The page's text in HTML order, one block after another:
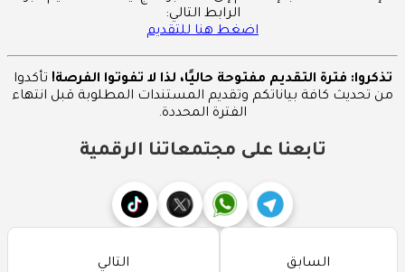
الرابط التالي:
اضغط هنا للتقديم
تذكروا: فترة التقديم مفتوحة حاليًا، لذا لا تفوتوا الفرصة! تأكدوا
من تحديث كافة بياناتكم وتقديم المستندات المطلوبة قبل انتهاء
الفترة المحددة.
تابعنا على مجتمعاتنا الرقمية
السابق التالي